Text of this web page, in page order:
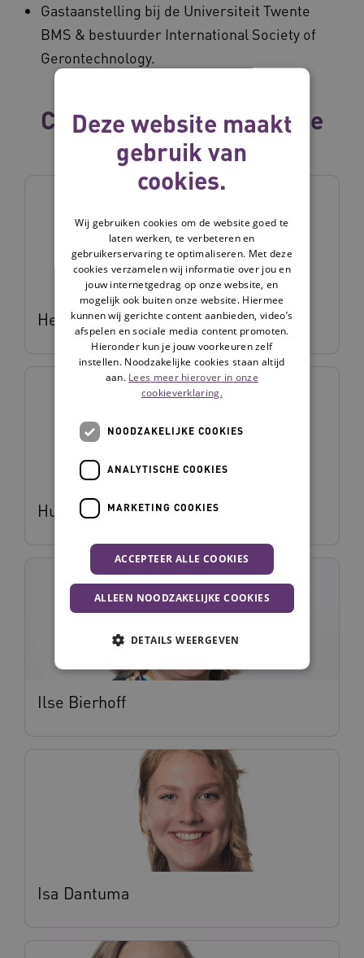
Gastaanstelling bij de Universiteit Twente
BMS & bestuurder International Society of
Gerontechnology.
Collega's binnen dezelfde
vakgroep
Hennie Boeije
Hugo Huijs
Ilse Bierhoff
Isa Dantuma
Deze website maakt
gebruik van
cookies.
Wij gebruiken cookies om de website goed te
laten werken, te verbeteren en
gebruikerservaring te optimaliseren. Met deze
cookies verzamelen wij informatie over jou en
jouw internetgedrag op onze website, en
mogelijk ook buiten onze website. Hiermee
kunnen wij gerichte content aanbieden, video’s
afspelen en sociale media content promoten.
Hieronder kun je jouw voorkeuren zelf
instellen. Noodzakelijke cookies staan altijd
aan. Lees meer hierover in onze
cookieverklaring.
NOODZAKELIJKE COOKIES
ANALYTISCHE COOKIES
MARKETING COOKIES
ACCEPTEER ALLE COOKIES
ALLEEN NOODZAKELIJKE COOKIES
DETAILS WEERGEVEN
Noodzakelijke cookies
Deze functionele en technische cookies zorgen
ervoor dat de website werkt. Deze cookies
worden altijd geplaatst en maken geen inbreuk
op uw privacy.
Provider
__Secure-ROLLOUT_TOKEN
.youtube.com